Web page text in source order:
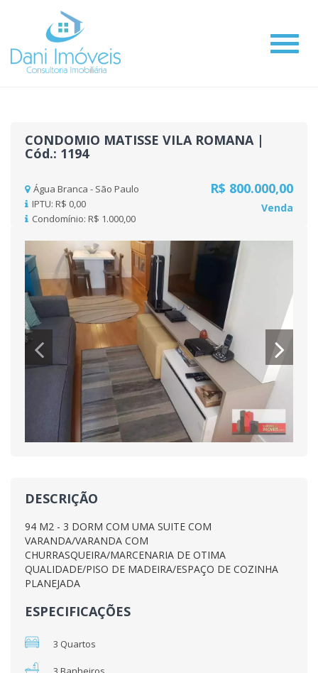
#
CONDOMIO MATISSE VILA ROMANA |
Cód.: 1194
Água Branca - São Paulo
IPTU: R$ 0,00
Condomínio: R$ 1.000,00
R$ 800.000,00
Venda
Previous
DESCRIÇÃO
94 M2 - 3 DORM COM UMA SUITE COM
VARANDA/VARANDA COM
CHURRASQUEIRA/MARCENARIA DE OTIMA
QUALIDADE/PISO DE MADEIRA/ESPAÇO DE COZINHA
PLANEJADA
ESPECIFICAÇÕES
3 Quartos